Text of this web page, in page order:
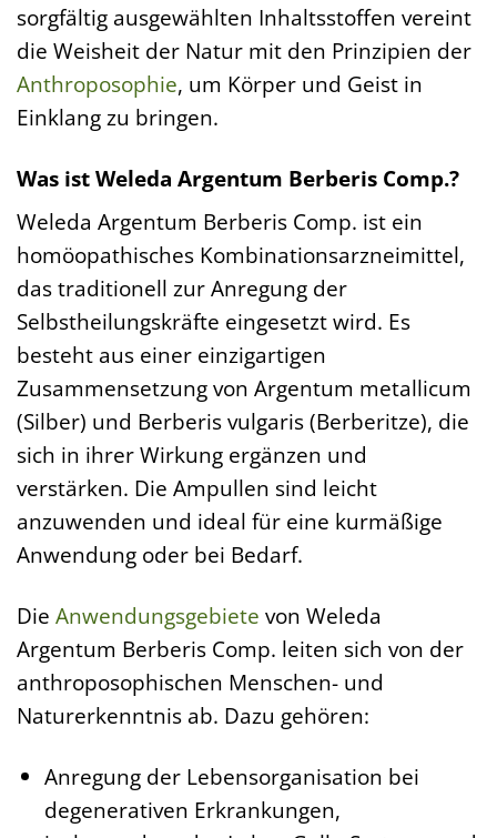
sorgfältig ausgewählten Inhaltsstoffen vereint
die Weisheit der Natur mit den Prinzipien der
Anthroposophie, um Körper und Geist in
Einklang zu bringen.
Was ist Weleda Argentum Berberis Comp.?
Weleda Argentum Berberis Comp. ist ein
homöopathisches Kombinationsarzneimittel,
das traditionell zur Anregung der
Selbstheilungskräfte eingesetzt wird. Es
besteht aus einer einzigartigen
Zusammensetzung von Argentum metallicum
(Silber) und Berberis vulgaris (Berberitze), die
sich in ihrer Wirkung ergänzen und
verstärken. Die Ampullen sind leicht
anzuwenden und ideal für eine kurmäßige
Anwendung oder bei Bedarf.
Die Anwendungsgebiete von Weleda
Argentum Berberis Comp. leiten sich von der
anthroposophischen Menschen- und
Naturerkenntnis ab. Dazu gehören:
Anregung der Lebensorganisation bei
degenerativen Erkrankungen,